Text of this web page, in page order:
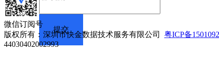
微信订阅号
版权所有：深圳市快金数据技术服务有限公司 粤ICP备
44030402002993